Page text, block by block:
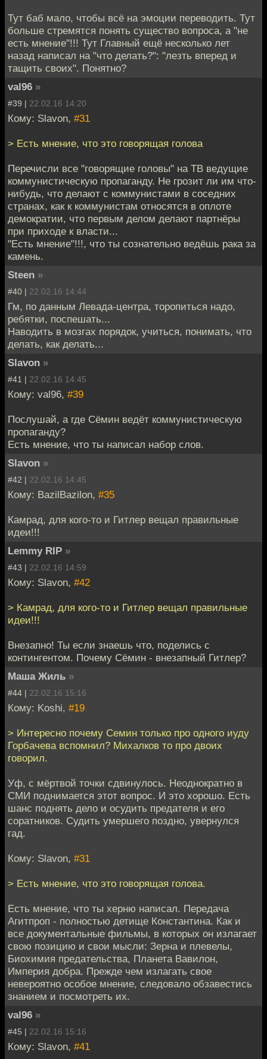
Тут баб мало, чтобы всё на эмоции переводить. Тут
больше стремятся понять существо вопроса, а "не
есть мнение"!!! Тут Главный ещё несколько лет
назад написал на "что делать?": "лезть вперед и
тащить своих". Понятно?
val96 »
#39 | 22.02.16 14:20
Кому: Slavon, #31
> Есть мнение, что это говорящая голова
Перечисли все "говорящие головы" на ТВ ведущие
коммунистическую пропаганду. Не грозит ли им что-
нибудь, что делают с коммунистами в соседних
странах, как к коммунистам относятся в оплоте
демократии, что первым делом делают партнёры
при приходе к власти...
"Есть мнение"!!!, что ты сознательно ведёшь рака за
камень.
Steen »
#40 | 22.02.16 14:44
Гм, по данным Левада-центра, торопиться надо,
ребятки, поспешать...
Наводить в мозгах порядок, учиться, понимать, что
делать, как делать...
Slavon »
#41 | 22.02.16 14:45
Кому: val96, #39
Послушай, а где Сёмин ведёт коммунистическую
пропаганду?
Есть мнение, что ты написал набор слов.
Slavon »
#42 | 22.02.16 14:45
Кому: BazilBazilon, #35
Камрад, для кого-то и Гитлер вещал правильные
идеи!!!
Lemmy RIP »
#43 | 22.02.16 14:59
Кому: Slavon, #42
> Камрад, для кого-то и Гитлер вещал правильные
идеи!!!
Внезапно! Ты если знаешь что, поделись с
контингентом. Почему Сёмин - внезапный Гитлер?
Маша Жиль »
#44 | 22.02.16 15:16
Кому: Koshi, #19
> Интересно почему Семин только про одного иуду
Горбачева вспомнил? Михалков то про двоих
говорил.
Уф, с мёртвой точки сдвинулось. Неоднократно в
СМИ поднимается этот вопрос. И это хорошо. Есть
шанс поднять дело и осудить предателя и его
соратников. Судить умершего поздно, увернулся
гад.
Кому: Slavon, #31
> Есть мнение, что это говорящая голова.
Есть мнение, что ты херню написал. Передача
Агитпроп - полностью детище Константина. Как и
все документальные фильмы, в которых он излагает
свою позицию и свои мысли: Зерна и плевелы,
Биохимия предательства, Планета Вавилон,
Империя добра. Прежде чем излагать свое
невероятно особое мнение, следовало обзавестись
знанием и посмотреть их.
val96 »
#45 | 22.02.16 15:16
Кому: Slavon, #41